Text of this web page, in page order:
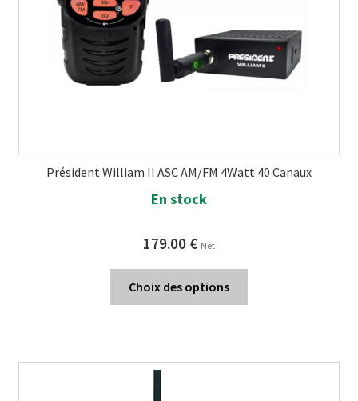
Président William II ASC AM/FM 4Watt 40 Canaux
En stock
179.00 € Net
Choix des options